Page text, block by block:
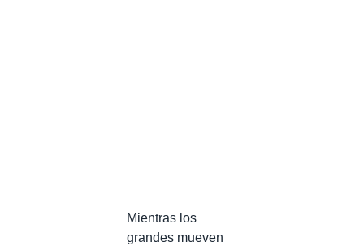
Mientras los
grandes mueven